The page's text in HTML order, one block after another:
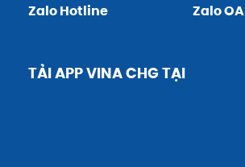
Zalo Hotline Zalo OA
TẢI APP VINA CHG TẠI